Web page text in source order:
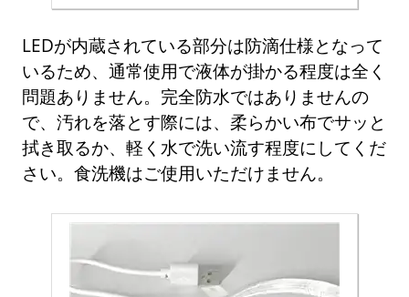
LEDが内蔵されている部分は防滴仕様となって
いるため、通常使用で液体が掛かる程度は全く
問題ありません。完全防水ではありませんの
で、汚れを落とす際には、柔らかい布でサッと
拭き取るか、軽く水で洗い流す程度にしてくだ
さい。食洗機はご使用いただけません。